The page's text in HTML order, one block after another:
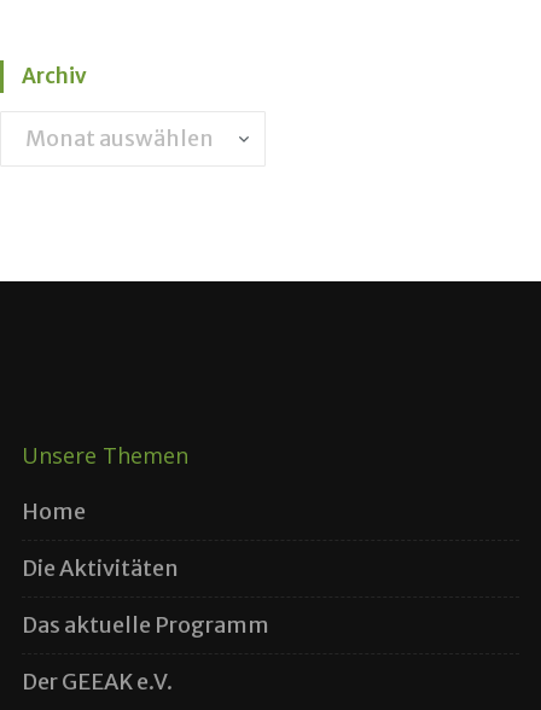
Archiv
Archiv
Unsere Themen
Home
Die Aktivitäten
Das aktuelle Programm
Der GEEAK e.V.